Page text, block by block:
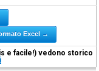
Excel →
e facile!) vedono storico